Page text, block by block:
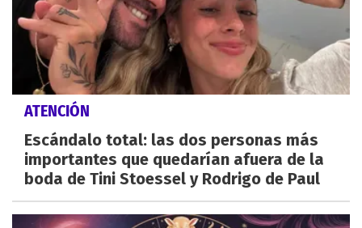
ATENCIÓN
Escándalo total: las dos personas más
importantes que quedarían afuera de la
boda de Tini Stoessel y Rodrigo de Paul